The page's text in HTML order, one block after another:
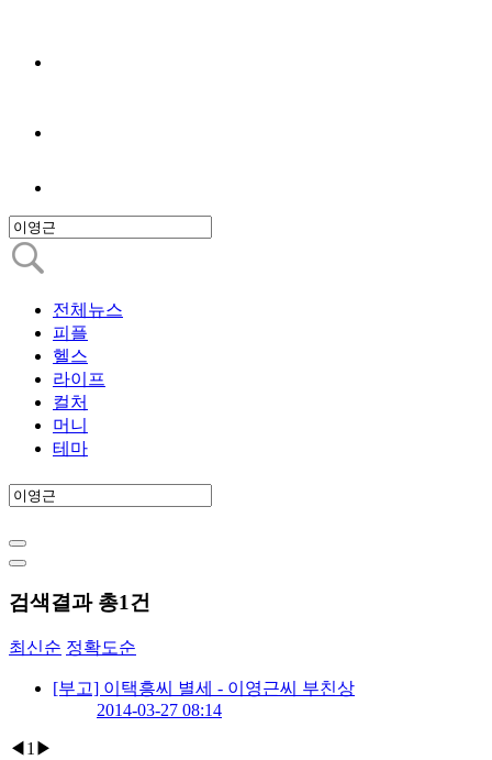
전체뉴스
피플
헬스
라이프
컬처
머니
테마
검색결과 총1건
최신순 정확도순
[부고] 이택흥씨 별세 - 이영근씨 부친상
2014-03-27 08:14
◀ 1 ▶